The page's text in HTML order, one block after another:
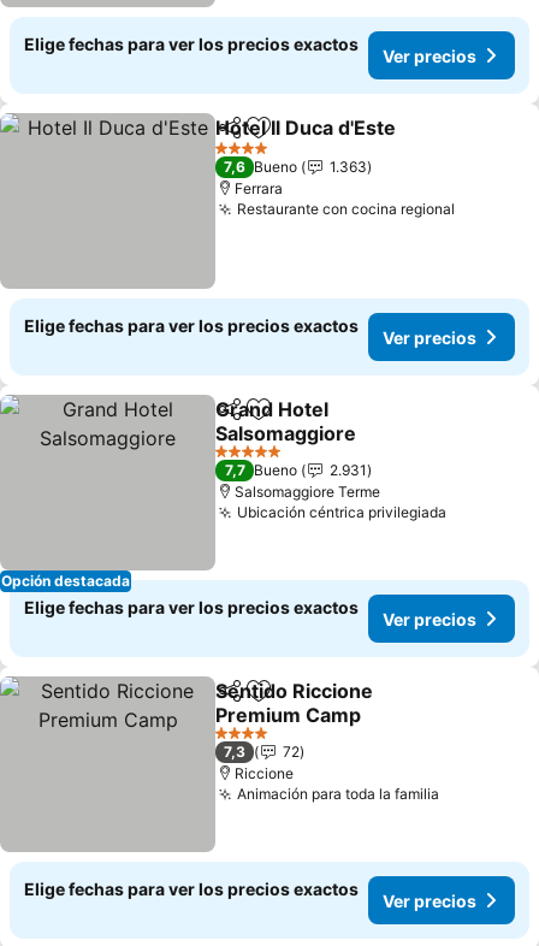
Elige fechas para ver los precios exactos
Ver precios
CompartirAgregar a favoritos
Hotel Il Duca d'Este
4 Estrellas
7,6 Bueno
1.363
Ferrara
Restaurante con cocina regional
Elige fechas para ver los precios exactos
Ver precios
Opción destacada
CompartirAgregar a favoritos
Grand Hotel
Salsomaggiore
5 Estrellas
7,7 Bueno
2.931
Salsomaggiore Terme
Ubicación céntrica privilegiada
Elige fechas para ver los precios exactos
Ver precios
CompartirAgregar a favoritos
Sentido Riccione
Premium Camp
4 Estrellas
7,3
72
Riccione
Animación para toda la familia
Elige fechas para ver los precios exactos
Ver precios